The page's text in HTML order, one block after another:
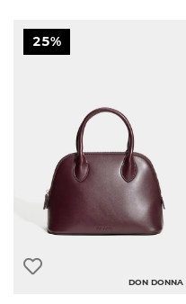
25%
DON DONNA